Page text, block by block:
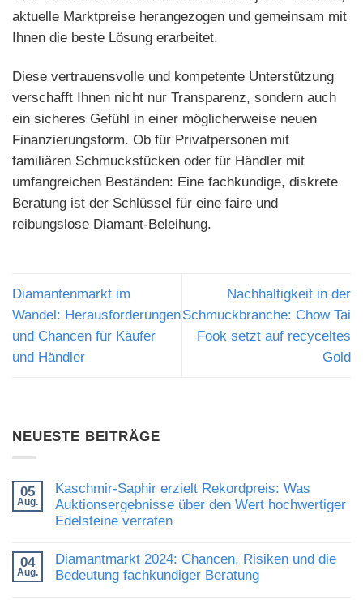
aktuelle Marktpreise herangezogen und gemeinsam mit
Ihnen die beste Lösung erarbeitet.
Diese vertrauensvolle und kompetente Unterstützung
verschafft Ihnen nicht nur Transparenz, sondern auch
ein sicheres Gefühl in einer möglicherweise neuen
Finanzierungsform. Ob für Privatpersonen mit
familiären Schmuckstücken oder für Händler mit
umfangreichen Beständen: Eine fachkundige, diskrete
Beratung ist der Schlüssel für eine faire und
reibungslose Diamant-Beleihung.
Diamantenmarkt im
Wandel: Herausforderungen
und Chancen für Käufer
und Händler
Nachhaltigkeit in der
Schmuckbranche: Chow Tai
Fook setzt auf recyceltes
Gold
NEUESTE BEITRÄGE
05
Aug.
Kaschmir-Saphir erzielt Rekordpreis: Was
Auktionsergebnisse über den Wert hochwertiger
Edelsteine verraten
zu
Kaschmir-
04
Aug.
Diamantmarkt 2024: Chancen, Risiken und die
Bedeutung fachkundiger Beratung